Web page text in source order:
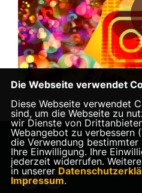
Homepage des CDU
Die Webseite verwendet
Diese Webseite verwendet
sind, um die Webseite zu
wir Dienste von
Webangebot zu verbessern
die Verwendung
Ihre Einwilligung. Ihre
jederzeit widerrufen.
in unserer
Impressum.